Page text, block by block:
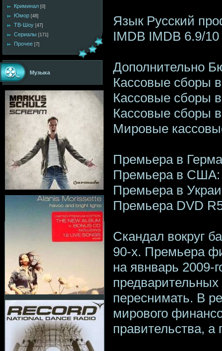
Криминал [0]
Юмор [48]
ТВ-Шоу [47]
Сериалы [171]
Прочее [7]
Музыка
Язык Русский
IMDB IMDB 6.9/
Дополнительно
Кассовые сборы
Кассовые сборы
Кассовые сборы
Мировые
Премьера в
Премьера в США:
Премьера в
Премьера DVD
Скандал вокруг
90-х. Премьера
на явнварь 2009-
переснимать. В
мирового
правительства, а